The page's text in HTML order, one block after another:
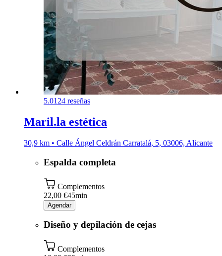
5.0124 reseñas
Maril.la estética
30,9 km • Calle Ángel Celdrán Carratalá, 5, 03006, Alicante
Espalda completa
Complementos
22,00 €45min
Agendar
Diseño y depilación de cejas
Complementos